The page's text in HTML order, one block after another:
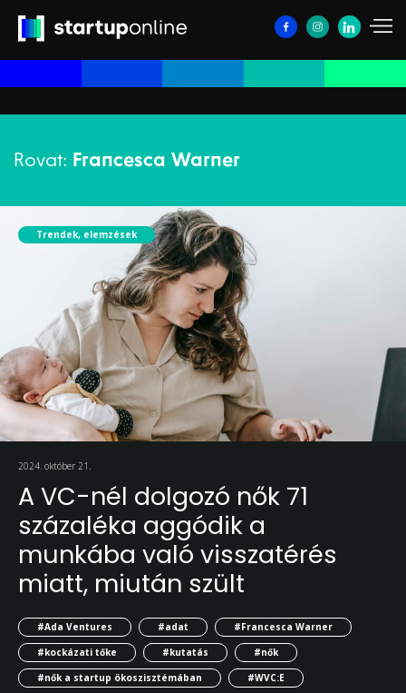
Rovat: Francesca Warner
Trendek, elemzések
2024. október 21.
A VC-nél dolgozó nők 71
százaléka aggódik a
munkába való visszatérés
miatt, miután szült
#Ada Ventures #adat
#Francesca Warner
#kockázati tőke
#kutatás
#nők
#nők a startup ökoszisztémában
#WVC:E